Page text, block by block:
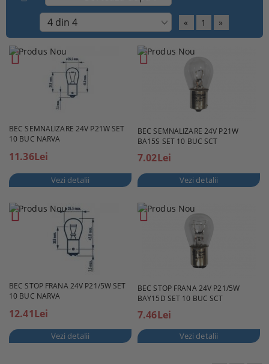
« 1 »
BEC SEMNALIZARE 24V P21W SET
10 BUC NARVA
11.36Lei
Vezi detalii
BEC SEMNALIZARE 24V P21W
BA15S SET 10 BUC SCT
7.02Lei
Vezi detalii
BEC STOP FRANA 24V P21/5W SET
10 BUC NARVA
12.41Lei
Vezi detalii
BEC STOP FRANA 24V P21/5W
BAY15D SET 10 BUC SCT
7.46Lei
Vezi detalii